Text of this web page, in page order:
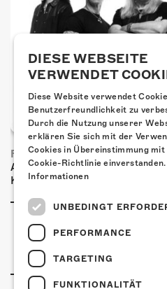
FRISCH BESTÄTIGT: URIAH
Am Sonntag, 15. November
Kulturfabrik Kofmehl!
DIESE WEBSEITE
VERWENDET
Diese Website verwendet
Benutzerfreundlichkeit zu
Durch die Nutzung unserer
erklären Sie sich mit der
Cookies in Übereinstimmung
Cookie-Richtlinie einverstanden.
Informationen
UNBEDINGT
PERFORMANCE
TARGETING
FUNKTIONALITÄT